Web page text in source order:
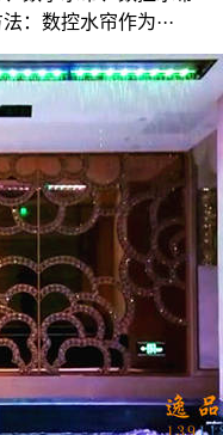
：数控水帘作为···